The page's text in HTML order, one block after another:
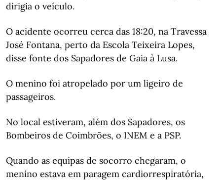
dirigia o veículo.
O acidente ocorreu cerca das 18:20, na Travessa
José Fontana, perto da Escola Teixeira Lopes,
disse fonte dos Sapadores de Gaia à Lusa.
O menino foi atropelado por um ligeiro de
passageiros.
No local estiveram, além dos Sapadores, os
Bombeiros de Coimbrões, o INEM e a PSP.
Quando as equipas de socorro chegaram, o
menino estava em paragem cardiorrespiratória,